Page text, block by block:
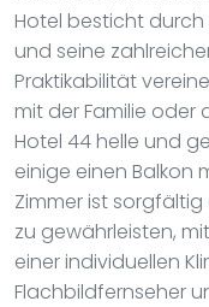
Hotel besticht
und seine
Praktikabilität
mit der Familie oder
Hotel 44 helle und
einige einen Balkon
Zimmer ist
zu gewährleisten,
einer individuellen
Flachbildfernseher